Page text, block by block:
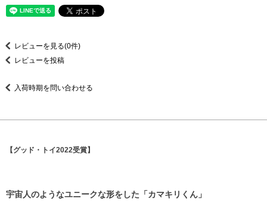
レビューを見る(0件)
レビューを投稿
入荷時期を問い合わせる
【グッド・トイ2022受賞】
宇宙人のようなユニークな形をした「カマキリくん」